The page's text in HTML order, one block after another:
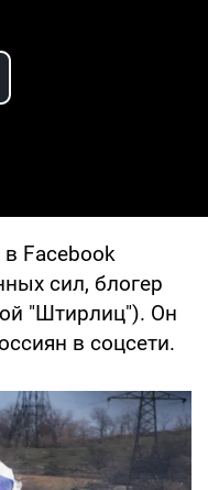
Video
Facebook
сил, блогер
"Штирлиц"). Он
в соцсети.